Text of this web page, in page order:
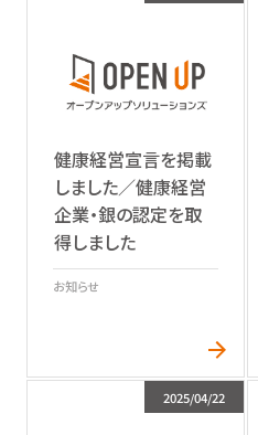
健康経営宣言を掲載
しました／健康経営
企業・銀の認定を取
得しました
お知らせ
2025/04/22